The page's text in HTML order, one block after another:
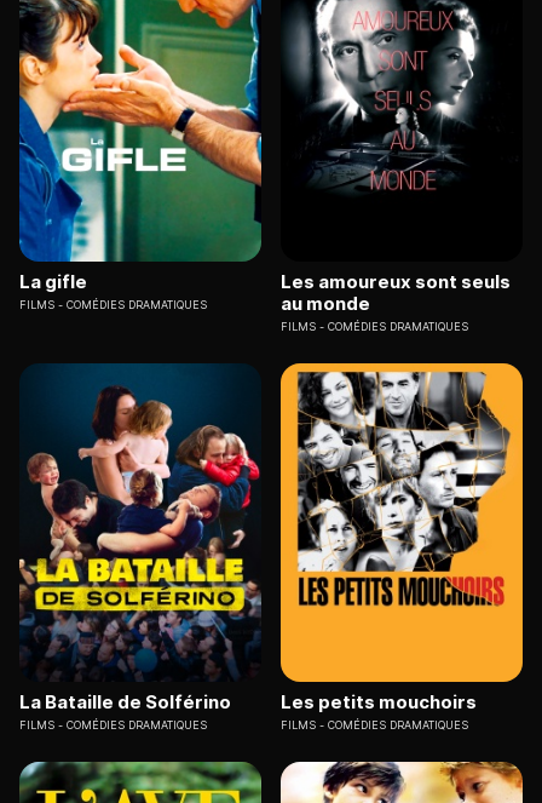
La gifle
FILMS COMÉDIES DRAMATIQUES
Les amoureux sont seuls
au monde
FILMS COMÉDIES DRAMATIQUES
La Bataille de Solférino
FILMS COMÉDIES DRAMATIQUES
Les petits mouchoirs
FILMS COMÉDIES DRAMATIQUES